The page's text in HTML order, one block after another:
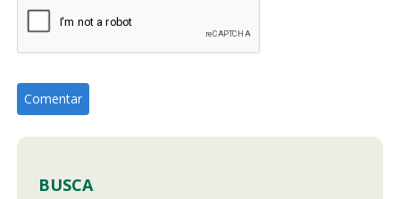
BUSCA